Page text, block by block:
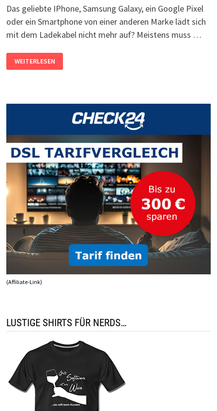
Das geliebte IPhone, Samsung Galaxy, ein Google Pixel
oder ein Smartphone von einer anderen Marke lädt sich
mit dem Ladekabel nicht mehr auf? Meistens muss …
HANDY-
AKKU
LÄDT
HILFE
WEITERLESEN
(Affiliate-Link)
LUSTIGE SHIRTS FÜR NERDS…